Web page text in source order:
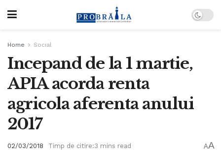
Home Social
Incepand de la 1 martie,
APIA acorda renta
agricola aferenta anului
2017
02/03/2018 Timp de citire:3 mins read AA